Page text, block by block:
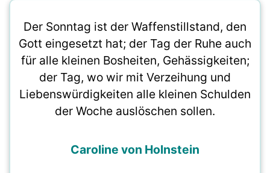
Der Sonntag ist der Waffenstillstand, den
Gott eingesetzt hat; der Tag der Ruhe auch
für alle kleinen Bosheiten, Gehässigkeiten;
der Tag, wo wir mit Verzeihung und
Liebenswürdigkeiten alle kleinen Schulden
der Woche auslöschen sollen.
Caroline von Holnstein